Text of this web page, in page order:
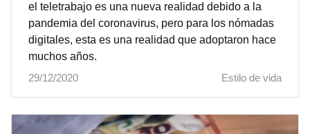
el teletrabajo es una nueva realidad debido a la
pandemia del coronavirus, pero para los nómadas
digitales, esta es una realidad que adoptaron hace
muchos años.
29/12/2020
Estilo de vida